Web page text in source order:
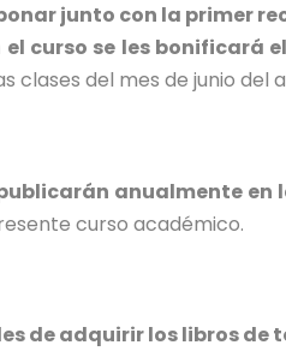
junto con la primer
curso se les bonificará
clases del mes de junio del
anualmente en
curso académico.
de adquirir los libros de